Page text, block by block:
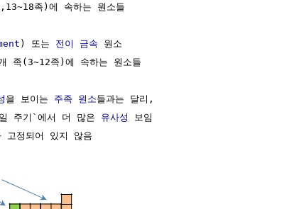
족)에 속하는 원소들
) 또는 전이 금속 원소
족(3~12족)에 속하는 원소들
을 보이는 주족 원소들과는 달리,
주기`에서 더 많은
유사성
보임
고정되어 있지 않음